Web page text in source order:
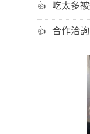
吃太多
合作洽詢